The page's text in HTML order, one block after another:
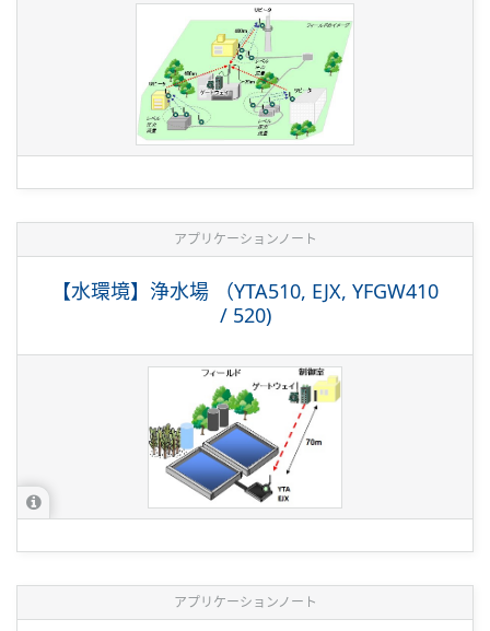
アプリケーションノート
【水環境】浄水場 （YTA510, EJX, YFGW410
/ 520)
アプリケーションノート